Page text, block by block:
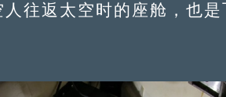
往返太空时的座舱，也是